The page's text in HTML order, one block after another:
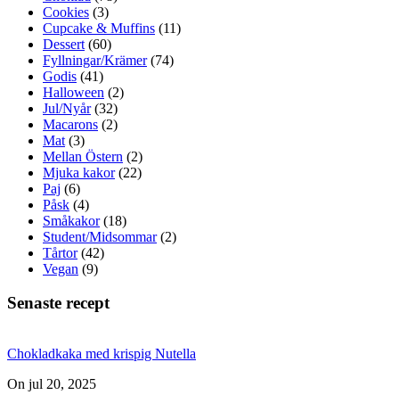
Cookies (3)
Cupcake & Muffins (11)
Dessert (60)
Fyllningar/Krämer(74)
Godis (41)
Halloween (2)
Jul/Nyår(32)
Macarons (2)
Mat (3)
Mellan Östern (2)
Mjuka kakor(22)
Paj (6)
Påsk (4)
Småkakor(18)
Student/Midsommar(2)
Tårtor(42)
Vegan (9)
Senaste recept
Chokladkaka med krispig Nutella
On jul 20, 2025